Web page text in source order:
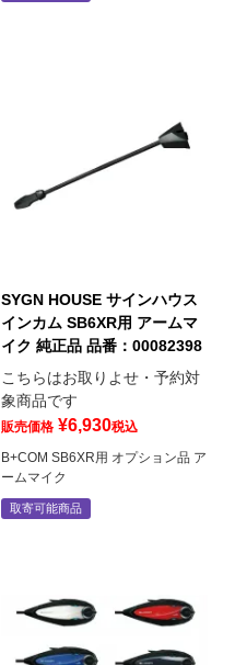
SYGN HOUSE サインハウス
インカム SB6XR用 アームマ
イク 純正品 品番：00082398
こちらはお取りよせ・予約対
象商品です
販売価格 ¥6,930税込
B+COM SB6XR用 オプション品 ア
ームマイク
取寄可能商品